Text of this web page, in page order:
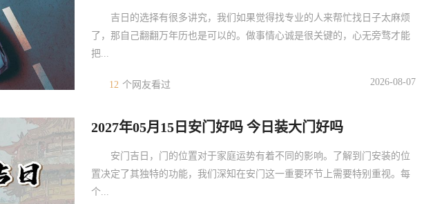
吉日的选择有很多讲究，我们如果觉得找专业的人来帮忙找日子太麻烦
了，那自己翻翻万年历也是可以的。做事情心诚是很关键的，心无旁骛才能
把...
12 个网友看过 2026-08-07
2027年05月15日安门好吗 今日装大门好吗
安门吉日，门的位置对于家庭运势有着不同的影响。了解到门安装的位
置决定了其独特的功能，我们深知在安门这一重要环节上需要特别重视。每
个...